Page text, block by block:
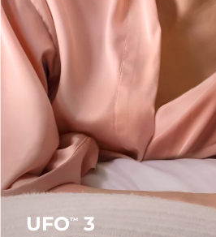
UFO™ 3
FAQ™ Dual LED Panel
热门产品
特别优惠
发货国家
美国
英国
西班牙
澳大利亚